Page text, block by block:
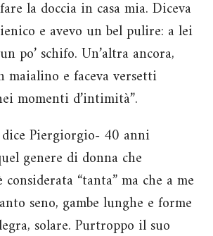
la doccia in casa mia. Diceva
e avevo un bel pulire: a lei
po’ schifo. Un’altra ancora,
maialino e faceva versetti
momenti d’intimità”.
dice Piergiorgio- 40 anni
genere di donna che
“tanta” ma che a me
seno, gambe lunghe e forme
solare. Purtroppo il suo